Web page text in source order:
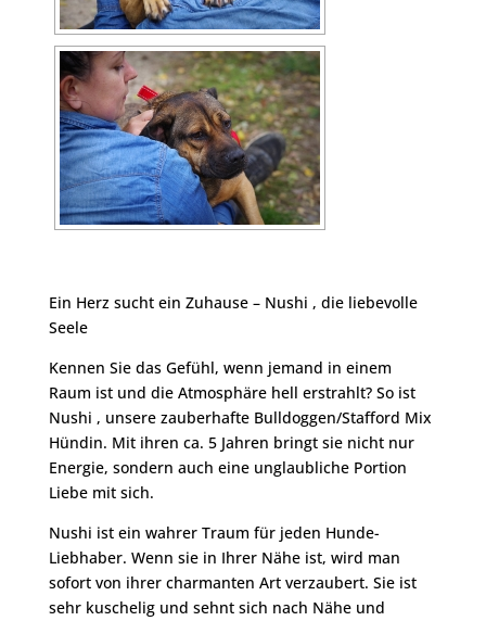
Ein Herz sucht ein Zuhause – Nushi , die liebevolle
Seele
Kennen Sie das Gefühl, wenn jemand in einem
Raum ist und die Atmosphäre hell erstrahlt? So ist
Nushi , unsere zauberhafte Bulldoggen/Stafford Mix
Hündin. Mit ihren ca. 5 Jahren bringt sie nicht nur
Energie, sondern auch eine unglaubliche Portion
Liebe mit sich.
Nushi ist ein wahrer Traum für jeden Hunde-
Liebhaber. Wenn sie in Ihrer Nähe ist, wird man
sofort von ihrer charmanten Art verzaubert. Sie ist
sehr kuschelig und sehnt sich nach Nähe und